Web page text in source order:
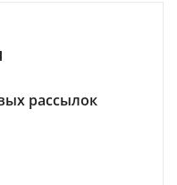
рассылок